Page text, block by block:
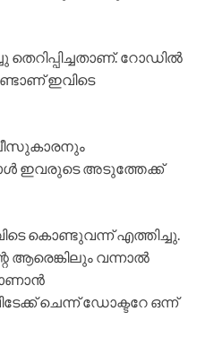
തെറിപ്പിച്ചതാണ്. റോഡിൽ
ഇവിടെ
ഇവരുടെ അടുത്തേക്ക്
കൊണ്ടുവന്ന് എത്തിച്ചു.
ആരെങ്കിലും വന്നാൽ
ചെന്ന് ഡോക്ടറേ ഒന്ന്